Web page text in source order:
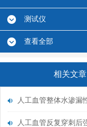
测试仪
查看全部
相关文章